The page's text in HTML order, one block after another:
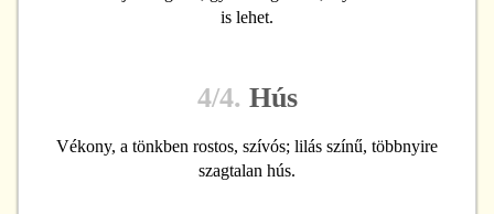
is lehet.
4/4. Hús
Vékony, a tönkben rostos, szívós; lilás színű, többnyire
szagtalan hús.